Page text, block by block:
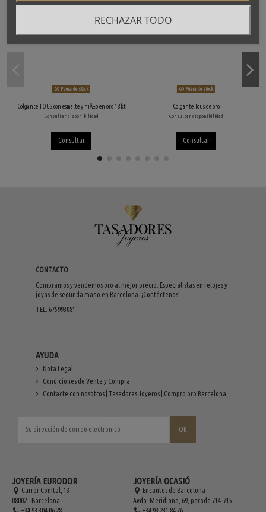
Fuera de stock
Colgante TOUS con esmalte y niÃ±o en oro 18kt
Consultar disponibilidad
Consultar
Fuera de stock
Colgante Tous de oro
Consultar disponibilidad
Consultar
CONTACTO
Compramos y vendemos oro al mejor precio. Especialistas en relojes y
joyas de segunda mano en Barcelona. ¡Contáctenos!
TEL. 675993081
AYUDA
Nota Legal
Condiciones de Venta y Compra
Contacte con nosotros | Tasadores Joyeros | Compro oro Barcelona
JOYERÍA EURODOR
Carrer Comtal, 13
08002 - Barcelona
+34 93 304 06 28
JOYERÍA OCASIÓ
Encantes de Barcelona
Avda. Meridiana, 69, parada 714-715
+34 93 231 84 76
RECHAZAR TODO